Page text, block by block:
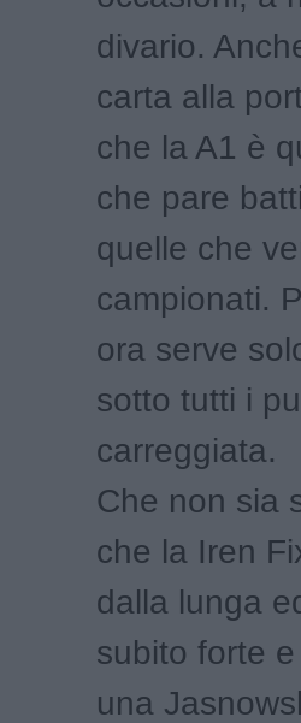
divario.
carta alla
che la A1 è
che pare
quelle che
campionati.
ora serve
sotto tutti i
carreggiata.
Che non sia
che la Iren
dalla lunga
subito forte
una